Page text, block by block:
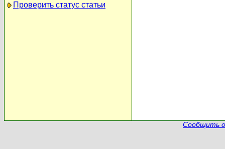
Проверить статус статьи
Сообщить о